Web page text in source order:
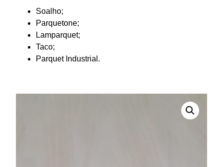
Soalho;
Parquetone;
Lamparquet;
Taco;
Parquet Industrial.